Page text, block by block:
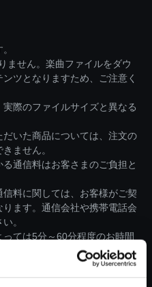
ません。楽曲ファイルをダウ
ツとなりますため、ご注意く
際のファイルサイズと異なる
だいた商品については、注文の
ません。
通信料はお客さまのご負担と
信料に関しては、お客様がご契
ます。通信会社や携帯電話会
。
っては5分～60分程度のお時間
ンロードの際には、通信環境
ださい。